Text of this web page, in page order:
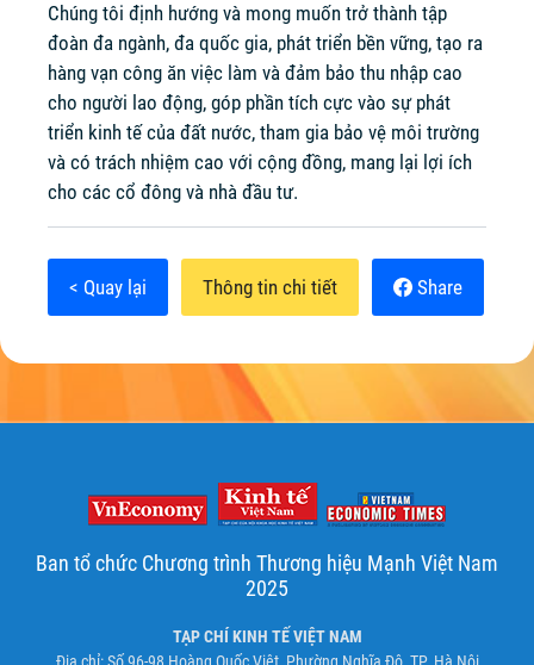
Chúng tôi định hướng và mong muốn trở thành tập
đoàn đa ngành, đa quốc gia, phát triển bền vững, tạo ra
hàng vạn công ăn việc làm và đảm bảo thu nhập cao
cho người lao động, góp phần tích cực vào sự phát
triển kinh tế của đất nước, tham gia bảo vệ môi trường
và có trách nhiệm cao với cộng đồng, mang lại lợi ích
cho các cổ đông và nhà đầu tư.
< Quay lại Thông tin chi tiết Share
Ban tổ chức Chương trình Thương hiệu Mạnh Việt Nam
2025
TẠP CHÍ KINH TẾ VIỆT NAM